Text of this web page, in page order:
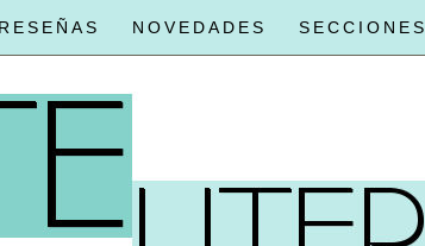
RESEÑAS NOVEDADES SECCIONES